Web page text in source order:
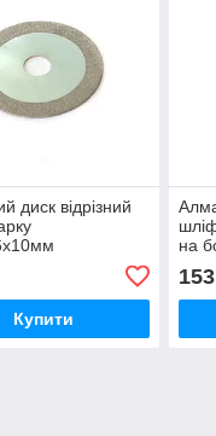
диск відрізний
Купити
на
153